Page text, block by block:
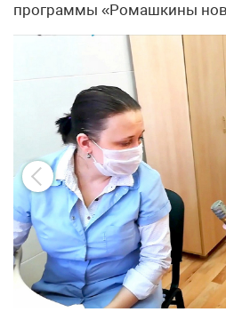
программы «Ромашкины